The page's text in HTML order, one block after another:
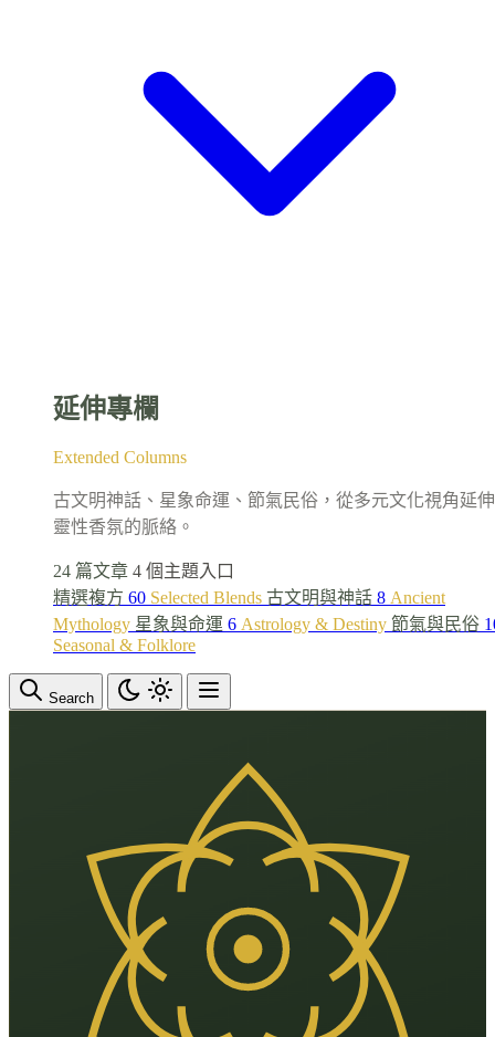
延伸專欄
Extended Columns
古文明神話、星象命運、節氣民俗，從多元文化視角延伸
靈性香氛的脈絡。
24 篇文章 4 個主題入口
精選複方 60 Selected Blends 古文明與神話 8 Ancient
Mythology 星象與命運 6 Astrology & Destiny 節氣與民俗
Seasonal & Folklore
Search